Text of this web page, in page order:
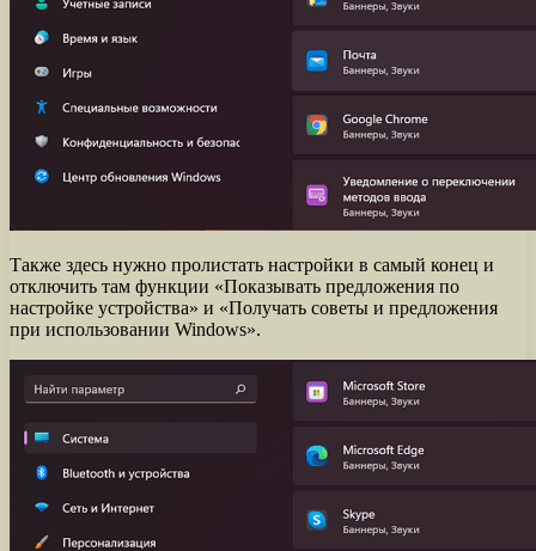
Также здесь нужно пролистать настройки в самый конец и
отключить там функции «Показывать предложения по
настройке устройства» и «Получать советы и предложения
при использовании Windows».